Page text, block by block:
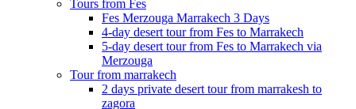
Tours from Fes
Fes Merzouga Marrakech 3 Days
4-day desert tour from Fes to Marrakech
5-day desert tour from Fes to Marrakech via
Merzouga
Tour from marrakech
2 days private desert tour from marrakesh to
zagora